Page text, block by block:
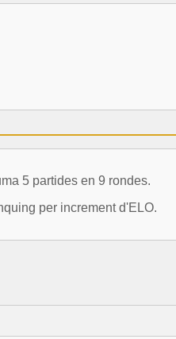
5 partides en 9 rondes.
per increment d'ELO.